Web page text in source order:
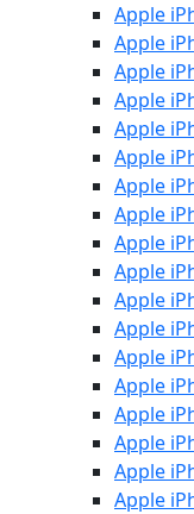
Apple
Apple
Apple
Apple
Apple
Apple
Apple
Apple
Apple
Apple
Apple
Apple
Apple
Apple
Apple
Apple
Apple
Apple